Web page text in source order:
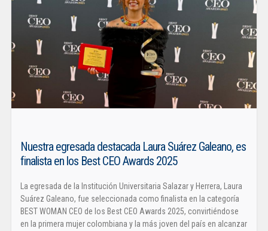
Nuestra egresada destacada Laura Suárez Galeano, es
finalista en los Best CEO Awards 2025
La egresada de la Institución Universitaria Salazar y Herrera, Laura
Suárez Galeano, fue seleccionada como finalista en la categoría
BEST WOMAN CEO de los Best CEO Awards 2025, convirtiéndose
en la primera mujer colombiana y la más joven del país en alcanzar